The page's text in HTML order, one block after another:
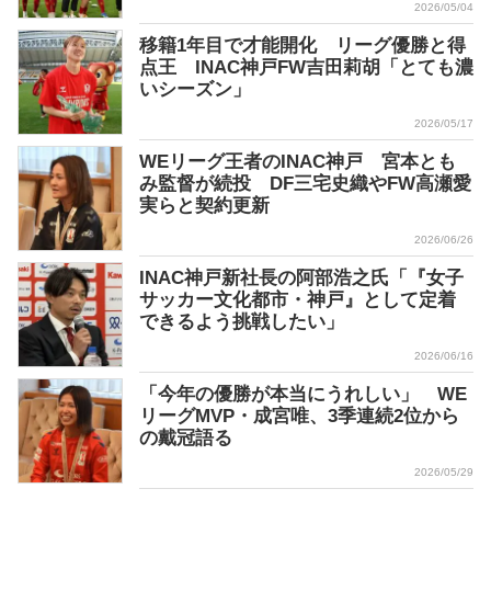
2026/05/04
移籍1年目で才能開化 リーグ優勝と得
点王 INAC神戸FW吉田莉胡「とても濃
いシーズン」
2026/05/17
WEリーグ王者のINAC神戸 宮本とも
み監督が続投 DF三宅史織やFW高瀬愛
実らと契約更新
2026/06/26
INAC神戸新社長の阿部浩之氏「『女子
サッカー文化都市・神戸』として定着
できるよう挑戦したい」
2026/06/16
「今年の優勝が本当にうれしい」 WE
リーグMVP・成宮唯、3季連続2位から
の戴冠語る
2026/05/29